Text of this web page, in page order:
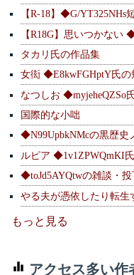
【R-18】◆G/YT325NHs
【R18G】思いつかない
タカリ氏の作品集
女衒 ◆E8kwFGHptY氏の
なつしお ◆myjeheQZSo
国際的な小咄
◆N99UpbkNMcの黒歴史
ルピア ◆1v1ZPWQmKI
◆toJd5AYQtwの雑談・投
やる夫が憑依したり転生
もっと見る
アクセス多い作